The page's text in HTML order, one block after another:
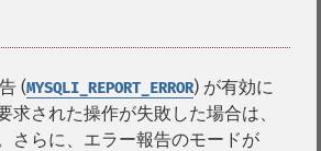
(MYSQLI_REPORT_ERROR) が有効に
求された操作が失敗した場合は、
さらに、エラー報告のモードが